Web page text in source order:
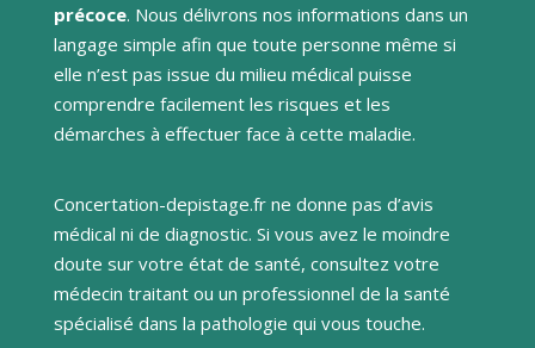
précoce. Nous délivrons nos informations dans un
langage simple afin que toute personne même si
elle n’est pas issue du milieu médical puisse
comprendre facilement les risques et les
démarches à effectuer face à cette maladie.
Concertation-depistage.fr ne donne pas d’avis
médical ni de diagnostic. Si vous avez le moindre
doute sur votre état de santé, consultez votre
médecin traitant ou un professionnel de la santé
spécialisé dans la pathologie qui vous touche.